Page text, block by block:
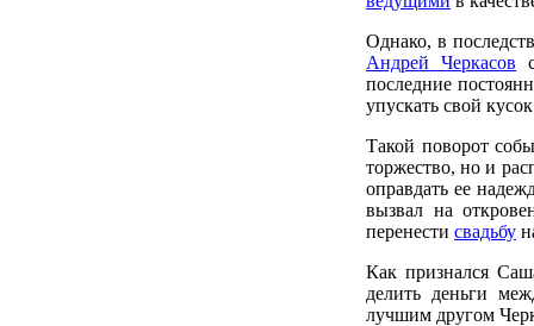
Однако, в
Андрей Черкасов
последние
упускать свой
Такой поворот
торжество, но и
оправдать ее
вызвал на
перенести свадьбу
Как признался
делить деньги
лучшим другом